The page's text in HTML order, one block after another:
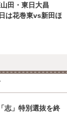
田・東日大昌
は花巻東vs新田ほ
志」特別選抜を終